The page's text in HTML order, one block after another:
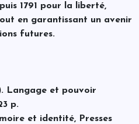
1791 pour la liberté,
en garantissant un avenir
futures.
Langage et pouvoir
p.
et identité, Presses